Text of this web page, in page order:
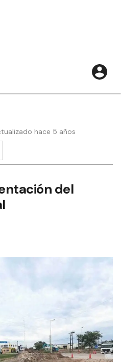
hace 5 años
del